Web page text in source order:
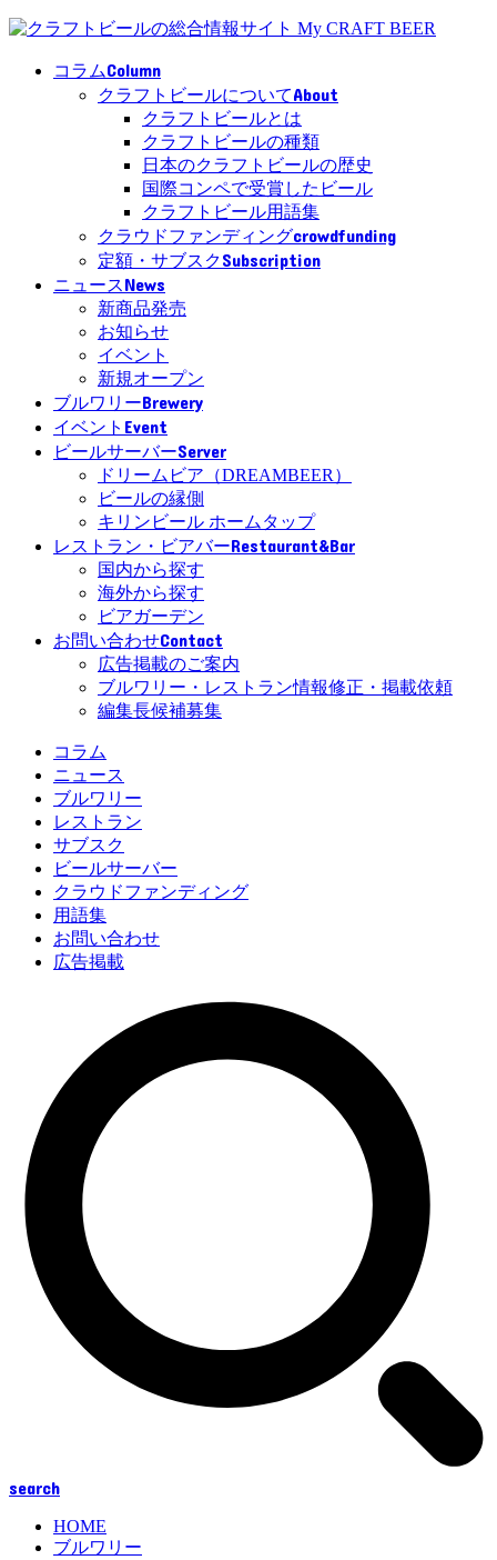
コラムColumn
クラフトビールについてAbout
クラフトビールとは
クラフトビールの種類
日本のクラフトビールの歴史
国際コンペで受賞したビール
クラフトビール用語集
クラウドファンディングcrowdfunding
定額・サブスクSubscription
ニュースNews
新商品発売
お知らせ
イベント
新規オープン
ブルワリーBrewery
イベント Event
ビールサーバーServer
ドリームビア（DREAMBEER）
ビールの縁側
キリンビール ホームタップ
レストラン・ビアバーRestaurant&Bar
国内から探す
海外から探す
ビアガーデン
お問い合わせContact
広告掲載のご案内
ブルワリー・レストラン情報修正・掲載依頼
編集長候補募集
コラム
ニュース
ブルワリー
レストラン
サブスク
ビールサーバー
クラウドファンディング
用語集
お問い合わせ
広告掲載
search
HOME
ブルワリー